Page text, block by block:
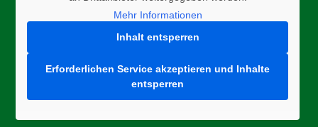
Mehr Informationen
Inhalt entsperren
Erforderlichen Service akzeptieren und Inhalte
entsperren